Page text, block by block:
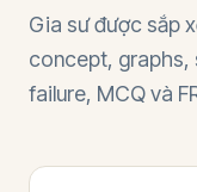
Gia sư được sắp
concept, graphs,
failure, MCQ và